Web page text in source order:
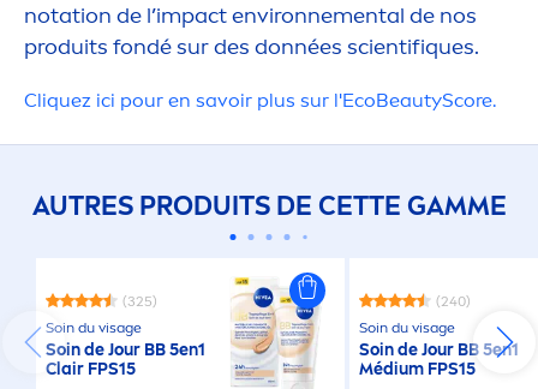
IMPACT
notation de l’impact environnemental de nos
produits fondé sur des données scientifiques.​
Cliquez ici pour en savoir plus sur l'EcoBeautyScore.
AUTRES PRODUITS DE CETTE GAMME
(325)
Soin du visage
Soin de Jour BB 5en1
Clair FPS15
(240)
Soin du visage
Soin de Jour BB 5en1
Médium FPS15